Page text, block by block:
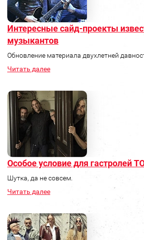
Интересные сайд-проекты
музыкантов
Обновление материала двухлетней
Читать далее
Особое условие для гастролей
Шутка, да не совсем.
Читать далее